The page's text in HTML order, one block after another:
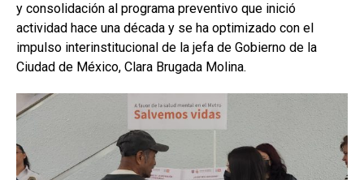
y consolidación al programa preventivo que inició
actividad hace una década y se ha optimizado con el
impulso interinstitucional de la jefa de Gobierno de la
Ciudad de México, Clara Brugada Molina.